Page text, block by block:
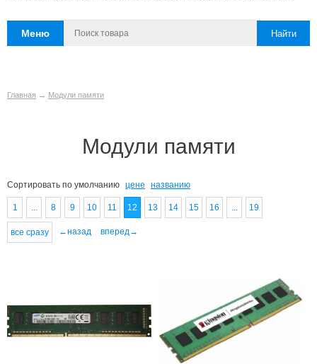
Меню
Главная → Модули памяти
Модули памяти
Сортировать по умолчанию цене названию
1 ... 8 9 10 11 12 13 14 15 16 ... 19
все сразу ←назад вперед→